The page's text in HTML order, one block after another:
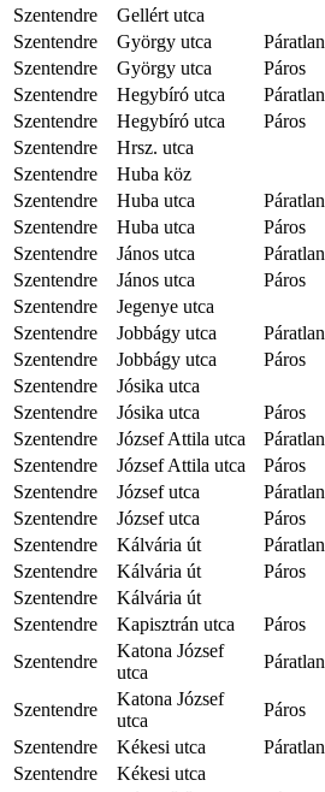
Szentendre
Gellért utca
Szentendre
György utca Páratlan
Szentendre
György utca Páros
Szentendre
Hegybíró utca Páratlan
Szentendre
Hegybíró utca Páros
Szentendre
Hrsz. utca
Szentendre
Huba köz
Szentendre
Huba utca Páratlan
Szentendre
Huba utca Páros
Szentendre
János utca Páratlan
Szentendre
János utca Páros
Szentendre
Jegenye utca
Szentendre
Jobbágy utca Páratlan
Szentendre
Jobbágy utca Páros
Szentendre
Jósika utca
Szentendre
Jósika utca Páros
Szentendre
József Attila utca Páratlan
Szentendre
József Attila utca Páros
Szentendre
József utca Páratlan
Szentendre
József utca Páros
Szentendre
Kálvária út Páratlan
Szentendre
Kálvária út Páros
Szentendre
Kálvária út
Szentendre
Kapisztrán utca Páros
Szentendre
Katona József
utca
Páratlan
Szentendre
Katona József
utca
Páros
Szentendre
Kékesi utca Páratlan
Szentendre
Kékesi utca